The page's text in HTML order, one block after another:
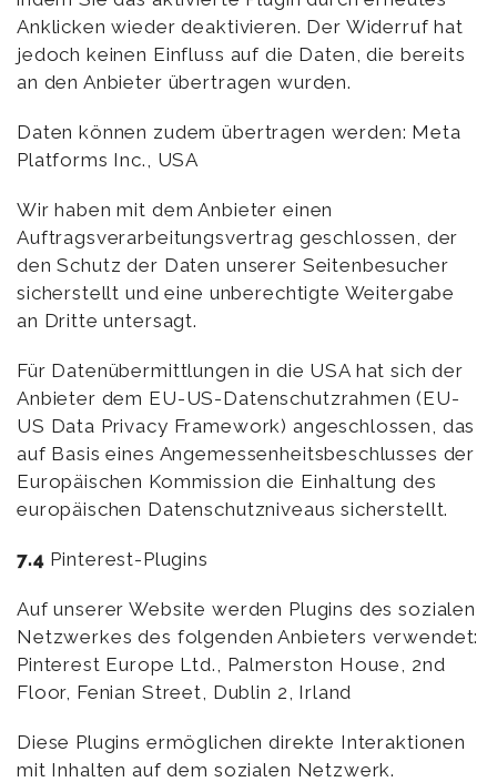
Anklicken wieder deaktivieren. Der Widerruf hat
jedoch keinen Einfluss auf die Daten, die bereits
an den Anbieter übertragen wurden.
Daten können zudem übertragen werden: Meta
Platforms Inc., USA
Wir haben mit dem Anbieter einen
Auftragsverarbeitungsvertrag geschlossen, der
den Schutz der Daten unserer Seitenbesucher
sicherstellt und eine unberechtigte Weitergabe
an Dritte untersagt.
Für Datenübermittlungen in die USA hat sich der
Anbieter dem EU-US-Datenschutzrahmen (EU-
US Data Privacy Framework) angeschlossen, das
auf Basis eines Angemessenheitsbeschlusses der
Europäischen Kommission die Einhaltung des
europäischen Datenschutzniveaus sicherstellt.
7.4 Pinterest-Plugins
Auf unserer Website werden Plugins des sozialen
Netzwerkes des folgenden Anbieters verwendet:
Pinterest Europe Ltd., Palmerston House, 2nd
Floor, Fenian Street, Dublin 2, Irland
Diese Plugins ermöglichen direkte Interaktionen
mit Inhalten auf dem sozialen Netzwerk.